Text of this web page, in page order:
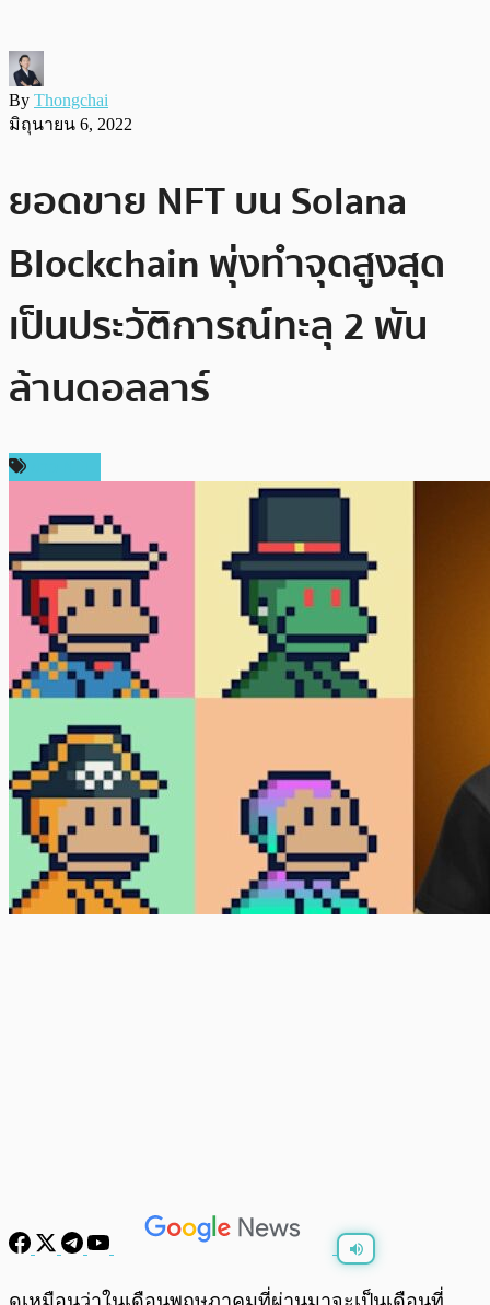
By Thongchai
มิถุนายน 6, 2022
ยอดขาย NFT บน Solana
Blockchain พุ่งทำจุดสูงสุด
เป็นประวัติการณ์ทะลุ 2 พัน
ล้านดอลลาร์
พร้อมเล่น 0:00 / 0:00